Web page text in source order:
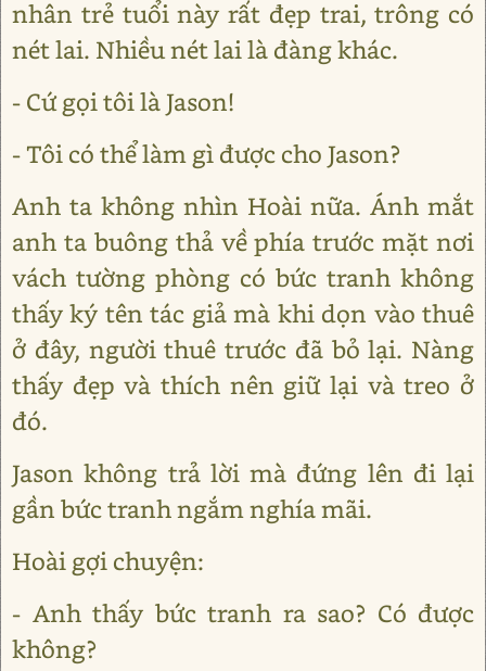
nhân trẻ tuổi này rất đẹp trai, trông có
nét lai. Nhiều nét lai là đàng khác.
- Cứ gọi tôi là Jason!
- Tôi có thể làm gì được cho Jason?
Anh ta không nhìn Hoài nữa. Ánh mắt
anh ta buông thả về phía trước mặt nơi
vách tường phòng có bức tranh không
thấy ký tên tác giả mà khi dọn vào thuê
ở đây, người thuê trước đã bỏ lại. Nàng
thấy đẹp và thích nên giữ lại và treo ở
đó.
Jason không trả lời mà đứng lên đi lại
gần bức tranh ngắm nghía mãi.
Hoài gợi chuyện:
- Anh thấy bức tranh ra sao? Có được
không?